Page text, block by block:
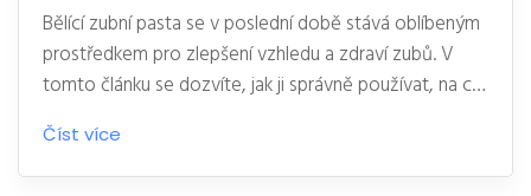
Bělící zubní pasta se v poslední době stává oblíbeným
prostředkem pro zlepšení vzhledu a zdraví zubů. V
tomto článku se dozvíte, jak ji správně používat, na co
si dát pozor a jaké jsou její výhody i možná rizika.
Přinášíme také zajímavé tipy a triky pro dosažení
nejlepšího výsledku.
Číst více